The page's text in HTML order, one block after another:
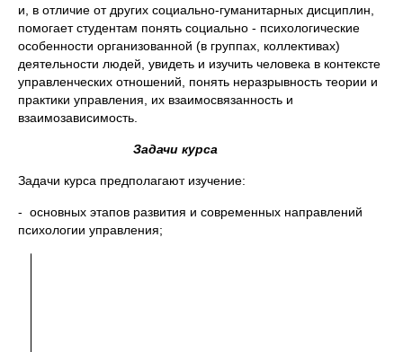
и, в отличие от других социально-гуманитарных дисциплин,
помогает студентам понять социально - психологические
особенности организованной (в группах, коллективах)
деятельности людей, увидеть и изучить человека в контексте
управленческих отношений, понять неразрывность теории и
практики управления, их взаимосвязанность и
взаимозависимость.
Задачи курса
Задачи курса предполагают изучение:
- основных этапов развития и современных направлений
психологии управления;